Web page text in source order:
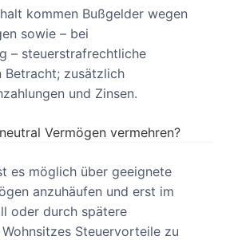
kommen Bußgelder wegen
sowie – bei
– steuerstrafrechtliche
Betracht; zusätzlich
und Zinsen.
Vermögen vermehren?
es möglich über geeignete
anzuhäufen und erst im
oder durch spätere
Steuervorteile zu